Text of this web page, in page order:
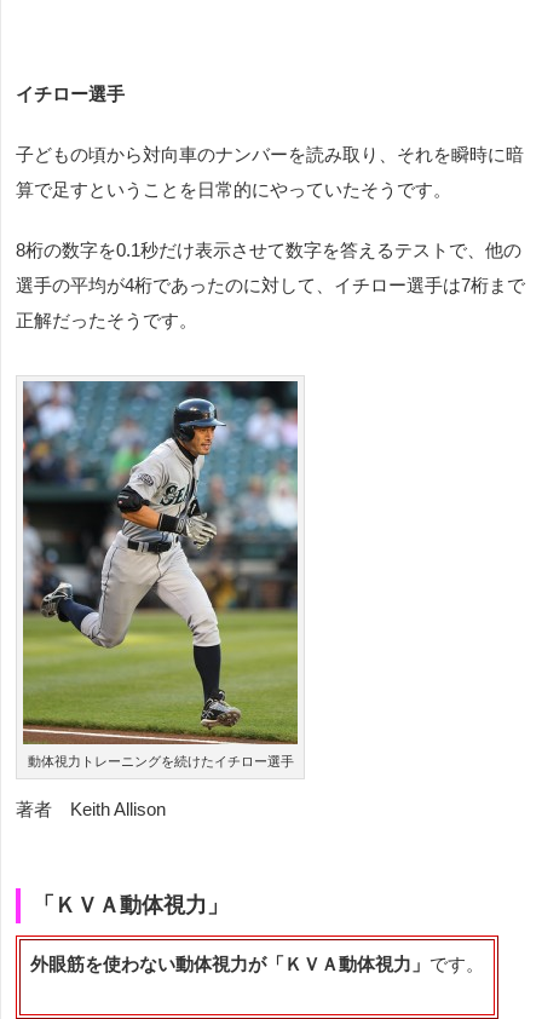
イチロー選手
子どもの頃から対向車のナンバーを読み取り、それを瞬時に暗
算で足すということを日常的にやっていたそうです。
8桁の数字を0.1秒だけ表示させて数字を答えるテストで、他の
選手の平均が4桁であったのに対して、イチロー選手は7桁まで
正解だったそうです。
動体視力トレーニングを続けたイチロー選手
著者 Keith Allison
「ＫＶＡ動体視力」
外眼筋を使わない動体視力が「ＫＶＡ動体視力」 です。